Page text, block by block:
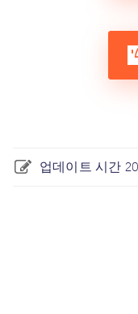
업데이트 시간